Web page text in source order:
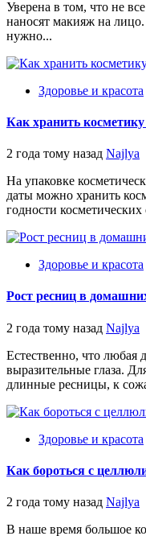
Уверена в том, что не
наносят макияж на
нужно...
Здоровье и красота
Как хранить
2 года тому назад Najlya
На упаковке
даты можно хранить
годности
Здоровье и красота
Рост ресниц в
2 года тому назад Najlya
Естественно, что любая
выразительные глаза.
длинные ресницы, к
Здоровье и красота
Как бороться с
2 года тому назад Najlya
В наше время большое